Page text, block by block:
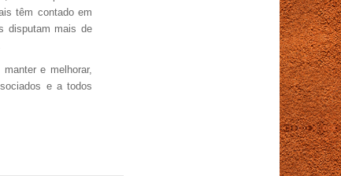
têm contado em
disputam mais de
e melhorar,
e a todos